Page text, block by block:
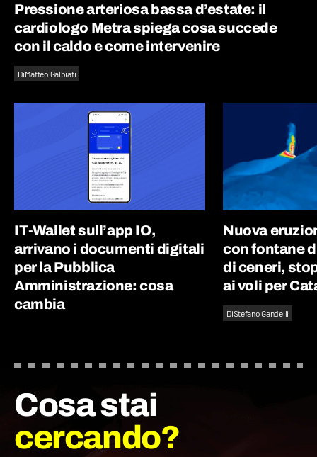
Pressione arteriosa bassa d’estate: il
cardiologo Metra spiega cosa succede
con il caldo e come intervenire
DiMatteo Galbiati
IT-Wallet sull’app IO,
arrivano i documenti digitali
per la Pubblica
Amministrazione: cosa
cambia
Nuova
con fontane
di ceneri,
ai voli per
DiStefano Gandelli
Cosa stai
cercando?